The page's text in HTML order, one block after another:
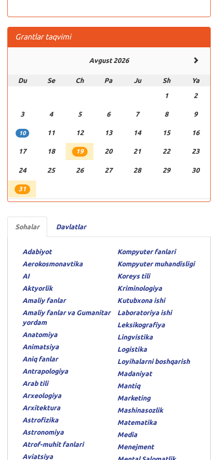
Grantlar taqvimi
Avgust 2026
Du Se Ch Pa Ju Sh
Ya
1
2
3 4 5 6 7 8 9
10 11 12 13 14 15 16
17 18 19 20 21 22 23
24 25 26 27 28 29 30
31
Sohalar Davlatlar
Adabiyot
Aerokosmonavtika
AI
Aktyorlik
Amaliy fanlar
Amaliy fanlar va Gumanitar
yordam
Anatomiya
Animatsiya
Aniq fanlar
Antrapologiya
Arab tili
Arxeologiya
Arxitektura
Astrofizika
Astronomiya
Atrof-muhit fanlari
Aviatsiya
Kompyuter fanlari
Kompyuter muhandisligi
Koreys tili
Kriminologiya
Kutubxona ishi
Laboratoriya ishi
Leksikografiya
Lingvistika
Logistika
Loyihalarni boshqarish
Madaniyat
Mantiq
Marketing
Mashinasozlik
Matematika
Media
Menejment